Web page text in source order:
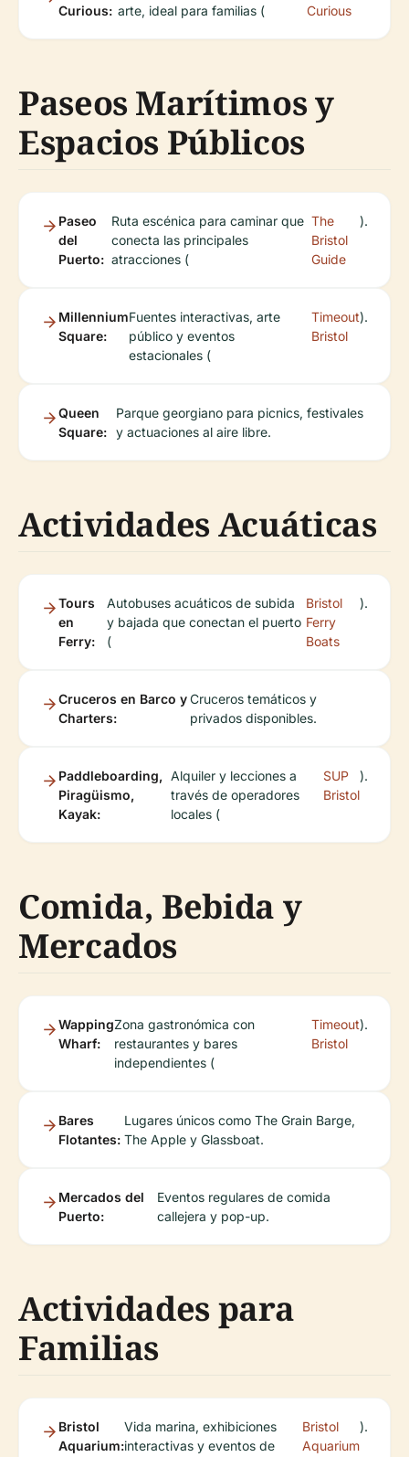
Curious: arte, ideal para familias (
Curious
Paseos Marítimos y
Espacios Públicos
Paseo
del
Puerto:
Ruta escénica para caminar que
conecta las principales
atracciones (
The
Bristol
Guide
).
Millennium
Square:
Fuentes interactivas, arte
público y eventos
estacionales (
Timeout
Bristol
).
Queen
Square:
Parque georgiano para picnics, festivales
y actuaciones al aire libre.
Actividades Acuáticas
Tours
en
Ferry:
Autobuses acuáticos de subida
y bajada que conectan el puerto
(
Bristol
Ferry
Boats
).
Cruceros en Barco y
Charters:
Cruceros temáticos y
privados disponibles.
Paddleboarding,
Piragüismo,
Kayak:
Alquiler y lecciones a
través de operadores
locales (
SUP
Bristol
).
Comida, Bebida y
Mercados
Wapping
Wharf:
Zona gastronómica con
restaurantes y bares
independientes (
Timeout
Bristol
).
Bares
Flotantes:
Lugares únicos como The Grain Barge,
The Apple y Glassboat.
Mercados del
Puerto:
Eventos regulares de comida
callejera y pop-up.
Actividades para
Familias
Bristol
Aquarium:
Vida marina, exhibiciones
interactivas y eventos de
Bristol
Aquarium
).